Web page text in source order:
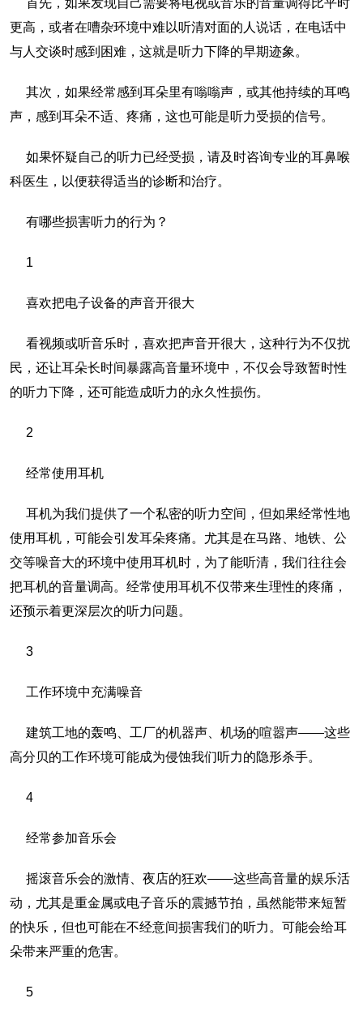
更高，或者在嘈杂环境中难以听清对面的人说话，在电话中
与人交谈时感到困难，这就是听力下降的早期迹象。
其次，如果经常感到耳朵里有嗡嗡声，或其他持续的耳鸣
声，感到耳朵不适、疼痛，这也可能是听力受损的信号。
如果怀疑自己的听力已经受损，请及时咨询专业的耳鼻喉
科医生，以便获得适当的诊断和治疗。
有哪些损害听力的行为？
1
喜欢把电子设备的声音开很大
看视频或听音乐时，喜欢把声音开很大，这种行为不仅扰
民，还让耳朵长时间暴露高音量环境中，不仅会导致暂时性
的听力下降，还可能造成听力的永久性损伤。
2
经常使用耳机
耳机为我们提供了一个私密的听力空间，但如果经常性地
使用耳机，可能会引发耳朵疼痛。尤其是在马路、地铁、公
交等噪音大的环境中使用耳机时，为了能听清，我们往往会
把耳机的音量调高。经常使用耳机不仅带来生理性的疼痛，
还预示着更深层次的听力问题。
3
工作环境中充满噪音
建筑工地的轰鸣、工厂的机器声、机场的喧嚣声——这些
高分贝的工作环境可能成为侵蚀我们听力的隐形杀手。
4
经常参加音乐会
摇滚音乐会的激情、夜店的狂欢——这些高音量的娱乐活
动，尤其是重金属或电子音乐的震撼节拍，虽然能带来短暂
的快乐，但也可能在不经意间损害我们的听力。可能会给耳
朵带来严重的危害。
5